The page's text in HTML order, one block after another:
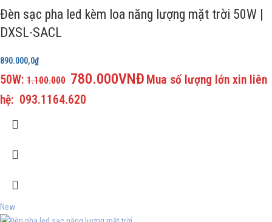
Đèn sạc pha led kèm loa năng lượng mặt trời 50W |
DXSL-SACL
890.000,0₫
50W: 1.100.000 780.000VNĐ Mua số lượng lớn xin liên
hệ: 093.1164.620
New